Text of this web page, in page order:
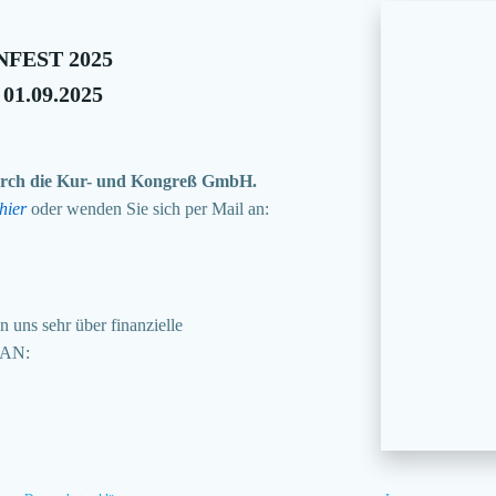
2025
die Kur- und Kongreß GmbH.
hieroder wenden Sie sich per Mail an:
uns sehr über finanzielle